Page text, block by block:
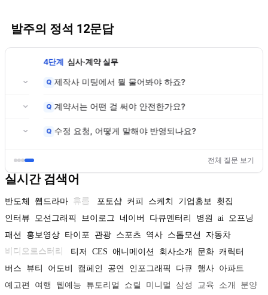
발주의 정석 12문답
심사·계약 실무
제작사 미팅에서 뭘 물어봐야 하죠?
계약서는 어떤 걸 써야 안전한가요?
수정 요청, 어떻게 말해야 반영되나요?
전체 질문 보기
실시간 검색어
반도체 웹드라마 휴롬 포토샵 커피 스케치 기업홍보
횟집
인터뷰
모션그래픽 브이로그 네이버 다큐멘터리 병원 ai
오프닝
패션
홍보영상 타이포 관광 스포츠 역사 스톱모션
자동차
비디오로스터리
티저 CES 애니메이션 회사소개 문화 캐릭터
버스
뷰티 어도비 캠페인 공연 인포그래픽 다큐 행사 아파트
예고편
여행 웹예능 튜토리얼 쇼릴 미니멀 삼성 교육 소개
분양